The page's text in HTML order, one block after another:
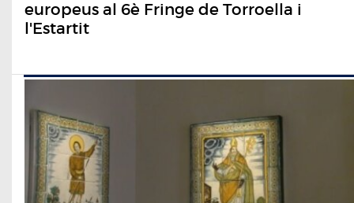
europeus al 6è Fringe de Torroella i
l'Estartit